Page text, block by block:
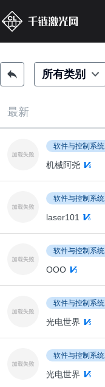
所有类别
最新
软件与控制系统
机械阿尧
软件与控制系统
laser101
软件与控制系统
OOO
软件与控制系统
光电世界
软件与控制系统
光电世界